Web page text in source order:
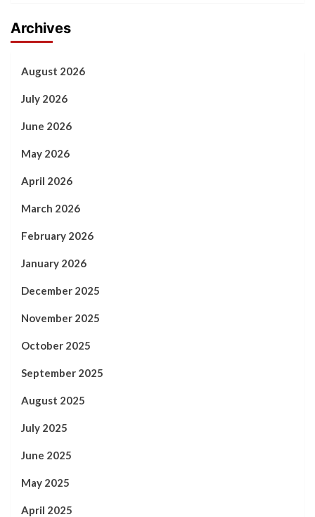
Archives
August 2026
July 2026
June 2026
May 2026
April 2026
March 2026
February 2026
January 2026
December 2025
November 2025
October 2025
September 2025
August 2025
July 2025
June 2025
May 2025
April 2025